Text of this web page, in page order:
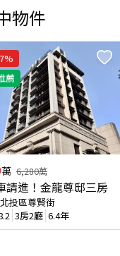
物件
%
薦
萬 6,280萬
請進！金龍尊邸三房
投區尊賢街
3房2廳 6.4年